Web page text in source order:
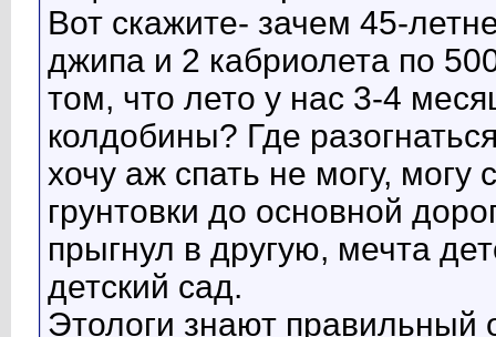
Вот скажите- зачем 45-
джипа и 2 кабриолета по
том, что лето у нас 3-4
колдобины? Где
хочу аж спать не могу, могу
грунтовки до основной
прыгнул в другую, мечта
детский сад.
Этологи знают правильный